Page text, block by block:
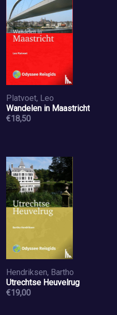
Platvoet, Leo
Wandelen in Maastricht
€18,50
Hendriksen, Bartho
Utrechtse Heuvelrug
€19,00